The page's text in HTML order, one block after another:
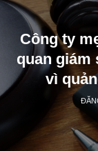
Công ty
quan giám
vì